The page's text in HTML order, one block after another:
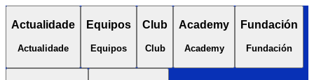
Actualidade
Actualidade
Equipos
Equipos
Club
Club
Academy
Academy
Fundación
Fundación